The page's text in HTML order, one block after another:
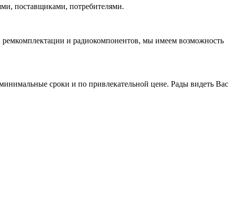
поставщиками, потребителями.
и радиокомпонентов, мы имеем возможность
сроки и по привлекательной цене. Рады видеть Вас